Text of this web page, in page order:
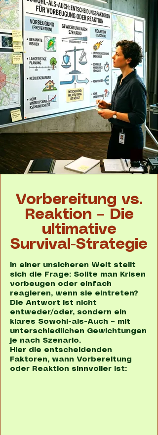
Vorbereitung vs.
Reaktion – Die
ultimative
Survival-Strategie
In einer unsicheren Welt stellt
sich die Frage: Sollte man Krisen
vorbeugen oder einfach
reagieren, wenn sie eintreten?
Die Antwort ist nicht
entweder/oder, sondern ein
klares Sowohl-als-Auch – mit
unterschiedlichen Gewichtungen
je nach Szenario.
Hier die entscheidenden
Faktoren, wann Vorbereitung
oder Reaktion sinnvoller ist: